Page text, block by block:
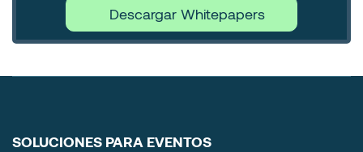
Descargar Whitepapers
SOLUCIONES PARA EVENTOS